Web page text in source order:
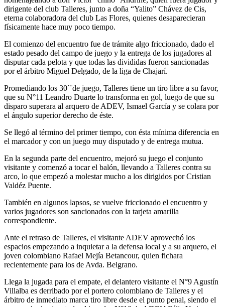
dirigente del club Talleres, junto a doña “Yalito” Chávez de Cis,
eterna colaboradora del club Las Flores, quienes desaparecieran
físicamente hace muy poco tiempo.
El comienzo del encuentro fue de trámite algo friccionado, dado el
estado pesado del campo de juego y la entrega de los jugadores al
disputar cada pelota y que todas las divididas fueron sancionadas
por el árbitro Miguel Delgado, de la liga de Chajarí.
Promediando los 30´¨de juego, Talleres tiene un tiro libre a su favor,
que su N°11 Leandro Duarte lo transforma en gol, luego de que su
disparo superara al arquero de ADEV, Ismael García y se colara por
el ángulo superior derecho de éste.
Se llegó al término del primer tiempo, con ésta mínima diferencia en
el marcador y con un juego muy disputado y de entrega mutua.
En la segunda parte del encuentro, mejoró su juego el conjunto
visitante y comenzó a tocar el balón, llevando a Talleres contra su
arco, lo que empezó a molestar mucho a los dirigidos por Cristian
Valdéz Puente.
También en algunos lapsos, se vuelve friccionado el encuentro y
varios jugadores son sancionados con la tarjeta amarilla
correspondiente.
Ante el retraso de Talleres, el visitante ADEV aprovechó los
espacios empezando a inquietar a la defensa local y a su arquero, el
joven colombiano Rafael Mejía Betancour, quien fichara
recientemente para los de Avda. Belgrano.
Llega la jugada para el empate, el delantero visitante el N°9 Agustín
Villalba es derribado por el portero colombiano de Talleres y el
árbitro de inmediato marca tiro libre desde el punto penal, siendo el